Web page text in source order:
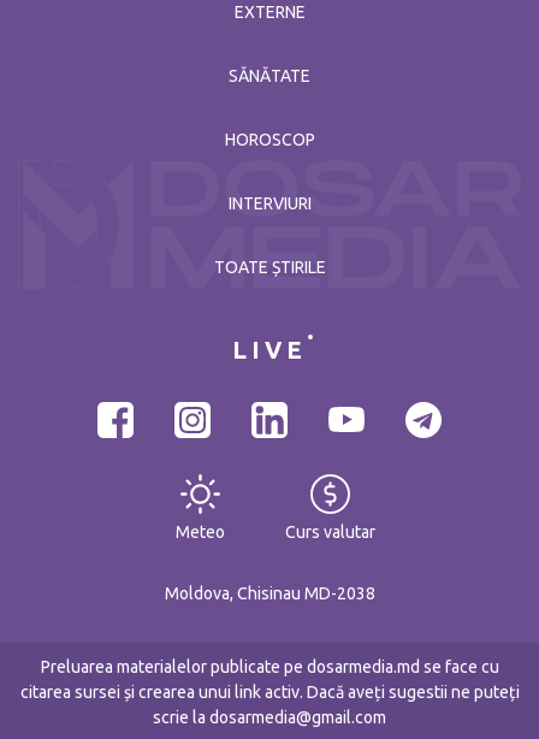
EXTERNE
SĂNĂTATE
HOROSCOP
INTERVIURI
TOATE ȘTIRILE
LIVE
Meteo Curs valutar
Moldova, Chisinau MD-2038
Preluarea materialelor publicate pe dosarmedia.md se face cu
citarea sursei și crearea unui link activ. Dacă aveți sugestii ne puteți
scrie la dosarmedia@gmail.com